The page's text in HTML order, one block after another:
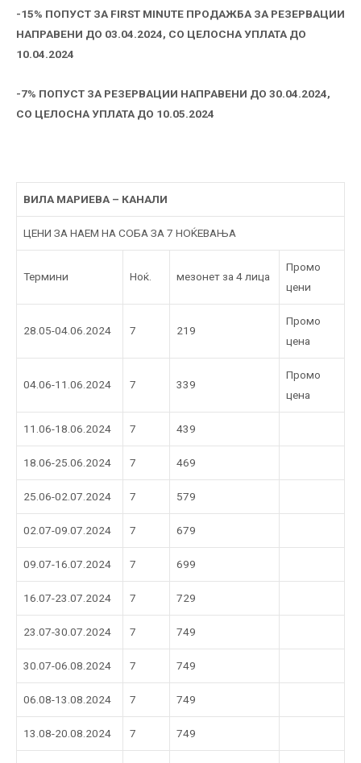
-15% ПОПУСТ ЗА FIRST MINUTE ПРОДАЖБА ЗА РЕЗЕРВАЦИИ
НАПРАВЕНИ ДО 03.04.2024, СО ЦЕЛОСНА УПЛАТА ДО
10.04.2024
-7% ПОПУСТ ЗА РЕЗЕРВАЦИИ НАПРАВЕНИ ДО 30.04.2024,
СО ЦЕЛОСНА УПЛАТА ДО 10.05.2024
ВИЛА МАРИЕВА – КАНАЛИ
ЦЕНИ ЗА НАЕМ НА СОБА ЗА 7 НОЌЕВАЊА
Термини Ноќ. мезонет за 4 лица
Промо
цени
28.05-04.06.2024 7 219
Промо
цена
04.06-11.06.2024 7 339
Промо
цена
11.06-18.06.2024 7 439
18.06-25.06.2024 7 469
25.06-02.07.2024 7 579
02.07-09.07.2024 7 679
09.07-16.07.2024 7 699
16.07-23.07.2024 7 729
23.07-30.07.2024 7 749
30.07-06.08.2024 7 749
06.08-13.08.2024 7 749
13.08-20.08.2024 7 749